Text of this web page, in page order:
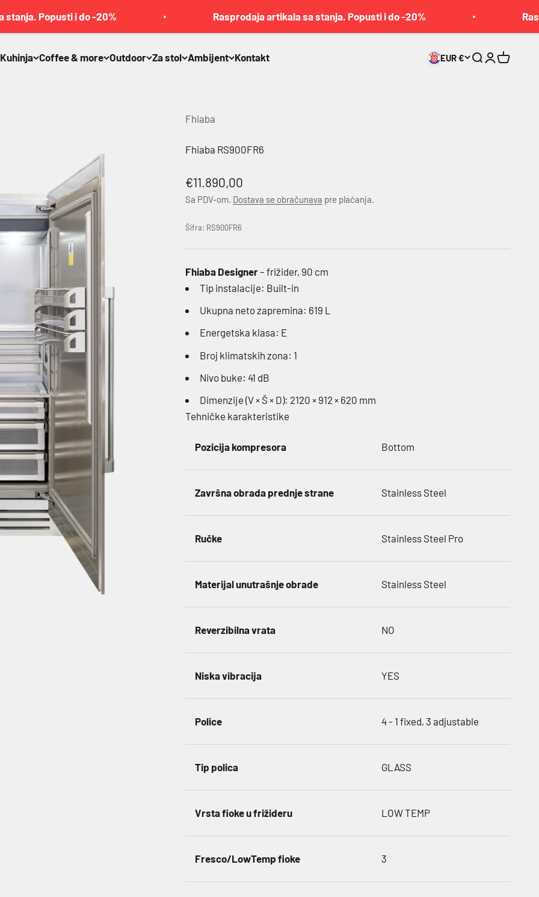
Popusti i do -20% Rasprodaja artikala sa stanja. Popusti i do -20%
Kuhinja Coffee & more Outdoor Za stol Ambijent Kontakt EUR € Pretraga
Prijava
Korpa
Fhiaba
Fhiaba RS900FR6
Akcijska cena
€11.890,00
Sa PDV-om. Dostava se obračunava pre plaćanja.
Šifra: RS900FR6
Fhiaba Designer– frižider, 90 cm
Tip instalacije: Built-in
Ukupna neto zapremina: 619 L
Energetska klasa: E
Broj klimatskih zona: 1
Nivo buke: 41 dB
Dimenzije (V × Š × D): 2120 × 912 × 620 mm
Tehničke karakteristike
Pozicija kompresora Bottom
Završna obrada prednje strane Stainless Steel
Ručke Stainless Steel Pro
Materijal unutrašnje obrade Stainless Steel
Reverzibilna vrata NO
Niska vibracija YES
Police 4 - 1 fixed, 3 adjustable
Tip polica GLASS
Vrsta fioke u frižideru LOW TEMP
Fresco/LowTemp fioke 3